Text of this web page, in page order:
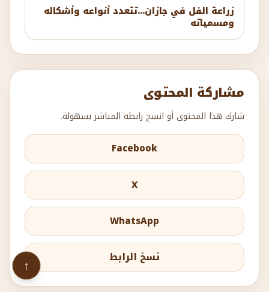
زراعة الفل في جازان...تتعدد أنواعه وأشكاله
ومسمياته
مشاركة المحتوى
شارك هذا المحتوى أو انسخ رابطه المباشر بسهولة.
Facebook
X
WhatsApp
نسخ الرابط ↑